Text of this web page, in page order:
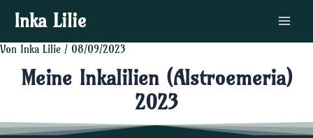
Inhalt
springen
Inka Lilie
Main
Menu
Meine Inkalilien (Alstroemeria)
2023
Von Inka Lilie / 08/09/2023
navigation